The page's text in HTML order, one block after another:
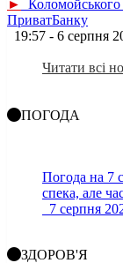
►
Коломойського
ПриватБанку
19:57 - 6 серпня
Читати всі
ПОГОДА
Погода на 7
спека, але
7 серпня
ЗДОРОВ'Я